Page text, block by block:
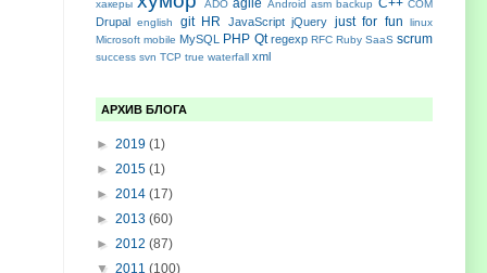
хакеры ADO agile Android asm backup C++ COM
Drupal english git HR JavaScript jQuery just for fun
linux
Microsoft mobile MySQL PHP Qt regexp RFC Ruby SaaS scrum
success svn TCP true waterfall xml
АРХИВ БЛОГА
► 2019 (1)
► 2015 (1)
► 2014 (17)
► 2013 (60)
► 2012 (87)
▼ 2011 (100)